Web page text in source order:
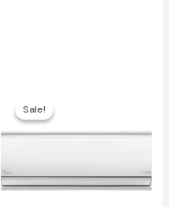
Sale!
Sale!